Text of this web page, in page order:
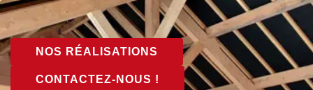
NOS RÉALISATIONS
CONTACTEZ-NOUS !